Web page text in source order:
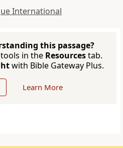
International
this passage?
in the Resourcestab.
with Bible Gateway Plus.
Learn More